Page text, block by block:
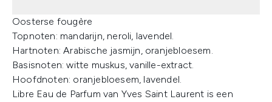
Oosterse fougère
Topnoten: mandarijn, neroli, lavendel.
Hartnoten: Arabische jasmijn, oranjebloesem.
Basisnoten: witte muskus, vanille-extract.
Hoofdnoten: oranjebloesem, lavendel.
Libre Eau de Parfum van Yves Saint Laurent is een